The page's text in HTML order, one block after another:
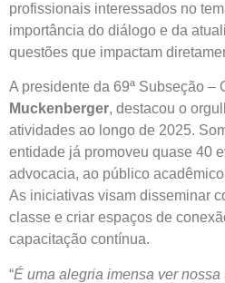
profissionais interessados no
importância do diálogo e da
questões que impactam
A presidente da 69ª Subseção –
Muckenberger, destacou o
atividades ao longo de 2025.
entidade já promoveu quase 40
advocacia, ao público
As iniciativas visam disseminar
classe e criar espaços de
capacitação contínua.
“É uma alegria imensa ver